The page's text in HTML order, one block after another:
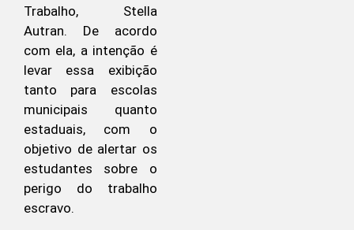
Trabalho, Stella
Autran. De acordo
com ela, a intenção é
levar essa exibição
tanto para escolas
municipais quanto
estaduais, com o
objetivo de alertar os
estudantes sobre o
perigo do trabalho
escravo.